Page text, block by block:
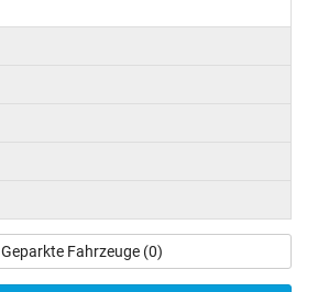
Geparkte Fahrzeuge (0)